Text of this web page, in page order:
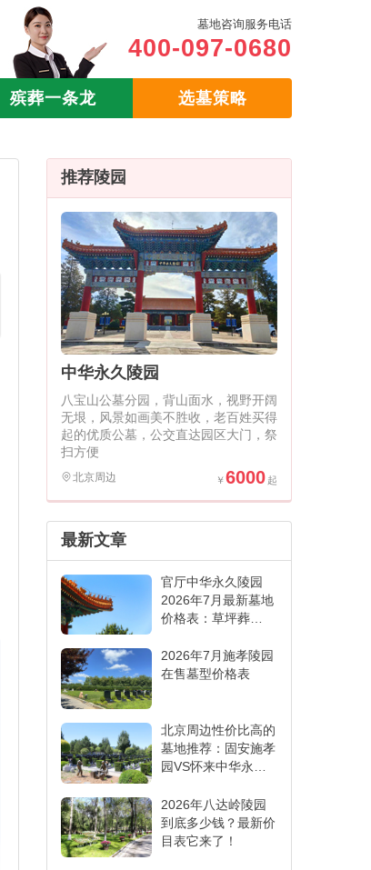
墓地咨询服务电话
400-097-0680
殡葬一条龙 选墓策略
推荐陵园
中华永久陵园
八宝山公墓分园，背山面水，视野开阔
无垠，风景如画美不胜收，老百姓买得
起的优质公墓，公交直达园区大门，祭
扫方便
北京周边 6000
最新文章
官厅中华永久陵园
2026年7月最新墓地
价格表：草坪葬
表看懂
2026年7月施孝陵园
在售墓型价格表
北京周边性价比高的
墓地推荐：固安施孝
园VS怀来中华永久
2026年八达岭陵园
到底多少钱？最新价
目表它来了！